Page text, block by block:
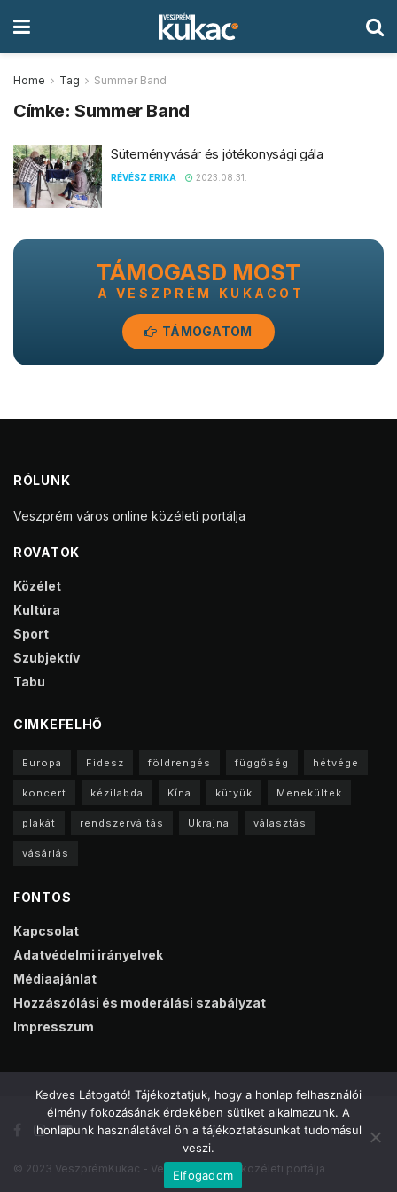
Home Tag Summer Band
Címke:Summer Band
Süteményvásár és jótékonysági gála
RÉVÉSZ ERIKA 2023.08.31.
TÁMOGASD MOST
A VESZPRÉM KUKACOT
TÁMOGATOM
RÓLUNK
Veszprém város online közéleti portálja
ROVATOK
Közélet
Kultúra
Sport
Szubjektív
Tabu
CIMKEFELHŐ
Europa Fidesz földrengés függőség hétvége
koncert kézilabda Kína kütyük Menekültek
plakát rendszerváltás Ukrajna választás
vásárlás
FONTOS
Kapcsolat
Adatvédelmi irányelvek
Médiaajánlat
Hozzászólási és moderálási szabályzat
Impresszum
© 2023 VeszprémKukac - Veszprém online közéleti portálja
Kedves Látogató! Tájékoztatjuk, hogy a honlap felhasználói
élmény fokozásának érdekében sütiket alkalmazunk. A
honlapunk használatával ön a tájékoztatásunkat tudomásul
veszi.
Elfogadom